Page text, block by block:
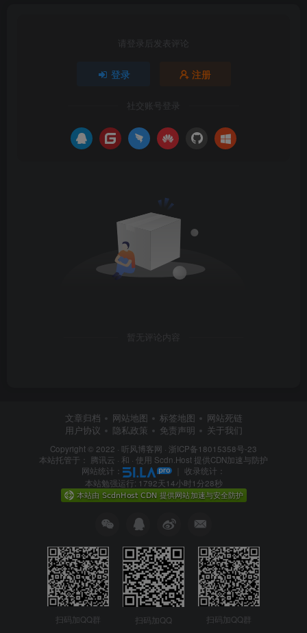
请登录后发表评论
登录 注册
社交账号登录
暂无评论内容
文章归档 网站地图 标签地图
网站死链
用户协议
隐私政策 免责声明 关于我们
Copyright © 2022 · 听风博客网 · 浙ICP备18015358号-23
本站托管于： 腾讯云 · 和 · 使用 Scdn.Host 提供CDN加速与防护
网站统计：
收录统计：
本站勉强运行: 1792天14小时1分29秒
扫码加QQ群 扫码加QQ 扫码加QQ群